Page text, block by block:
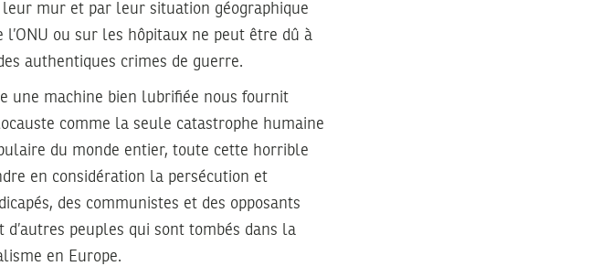
mur et par leur situation géographique
l’ONU ou sur les hôpitaux ne peut être dû à
authentiques crimes de guerre.
une machine bien lubrifiée nous fournit
comme la seule catastrophe humaine
du monde entier, toute cette horrible
en considération la persécution et
des communistes et des opposants
peuples qui sont tombés dans la
en Europe.